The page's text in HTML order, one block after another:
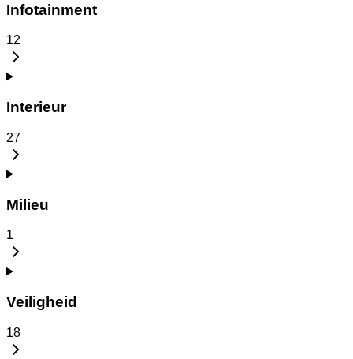
Infotainment
12
Interieur
27
Milieu
1
Veiligheid
18